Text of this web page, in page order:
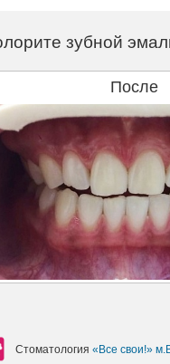
зубной
После
Стоматология «Все свои!»